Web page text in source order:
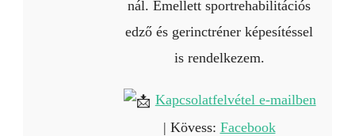
nál. Emellett sportrehabilitációs
edző és gerinctréner képesítéssel
is rendelkezem.
Kapcsolatfelvétel e-mailben
| Kövess: Facebook